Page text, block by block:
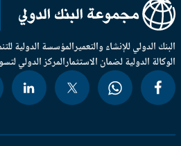
الدولي للإنشاء والتعميرالمؤسسة الدولية للتنمية
الدولية لضمان الاستثمارالمركز الدولي